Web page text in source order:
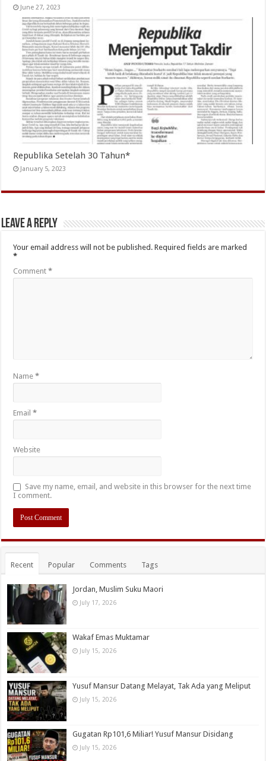
June 27, 2023
Republika Setelah 30 Tahun*
January 5, 2023
Leave a Reply
Your email address will not be published. Required fields are marked
*
Comment*
Name*
Email*
Website
Save my name, email, and website in this browser for the next time
I comment.
Recent Popular Comments Tags
Jordan, Muslim Suku Maori
July 17, 2026
Wakaf Emas Muktamar
July 15, 2026
Yusuf Mansur Datang Melayat, Tak Ada yang Meliput
July 15, 2026
Gugatan Rp101,6 Miliar! Yusuf Mansur Disidang
July 15, 2026